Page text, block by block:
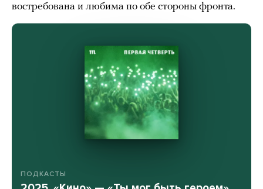
востребована и любима по обе стороны фронта.
ПОДКАСТЫ